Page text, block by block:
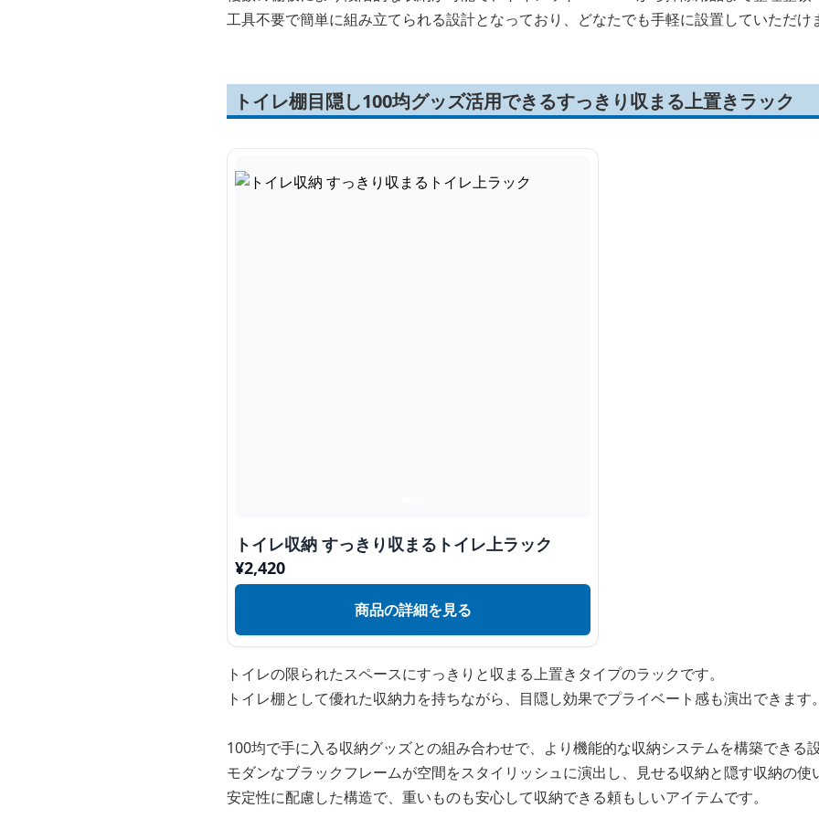
工具不要で簡単に組み立てられる設計となっており、どなたでも手軽に設置していただけ
トイレ棚目隠し100均グッズ活用できるすっきり収まる上置きラック
トイレ収納 すっきり収まるトイレ上ラック
¥2,420
商品の詳細を見る
トイレの限られたスペースにすっきりと収まる上置きタイプのラックです。
トイレ棚として優れた収納力を持ちながら、目隠し効果でプライベート感も演出できます
100均で手に入る収納グッズとの組み合わせで、より機能的な収納システムを構築できる
モダンなブラックフレームが空間をスタイリッシュに演出し、見せる収納と隠す収納の使
安定性に配慮した構造で、重いものも安心して収納できる頼もしいアイテムです。